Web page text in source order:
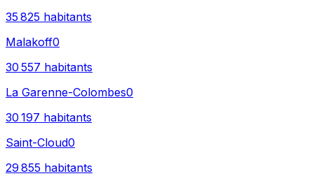
35 825 habitants
Malakoff0
30 557 habitants
La Garenne-Colombes0
30 197 habitants
Saint-Cloud0
29 855 habitants